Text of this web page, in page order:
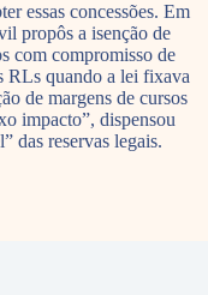
essas concessões. Em
propôs a isenção de
com compromisso de
RLs quando a lei fixava
de margens de cursos
impacto”, dispensou
das reservas legais.